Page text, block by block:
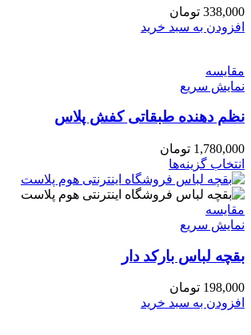
338,000 تومان
افزودن به سبد خرید
مقايسه
نمایش سریع
نظم دهنده طبقاتی کفش پلاس
1,780,000 تومان
انتخاب گزینه‌ها
محصول
دارای
باشد.
گزینه
ممکن
مقايسه
نمایش سریع
بقچه لباس بارکد دار
198,000 تومان
افزودن به سبد خرید